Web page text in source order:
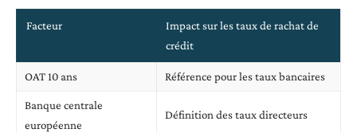
Facteur
Impact sur les taux de rachat de
crédit
OAT 10 ans Référence pour les taux bancaires
Banque centrale
européenne
Définition des taux directeurs